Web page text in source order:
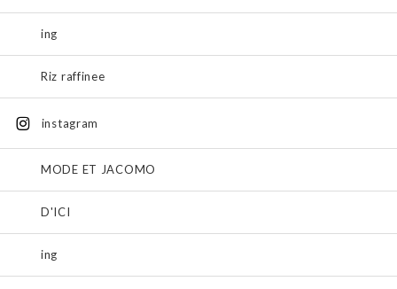
ing
Riz raffinee
instagram
MODE ET JACOMO
D'ICI
ing